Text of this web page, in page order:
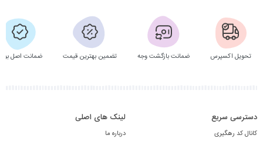
تحویل اکسپرس ضمانت بازگشت وجه تضمین بهترین قیمت ضمانت اصل
دسترسی سریع
کانال کد رهگیری
لینک های اصلی
درباره ما